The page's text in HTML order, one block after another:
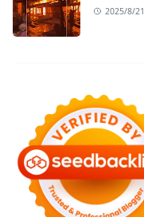
2025/8/21